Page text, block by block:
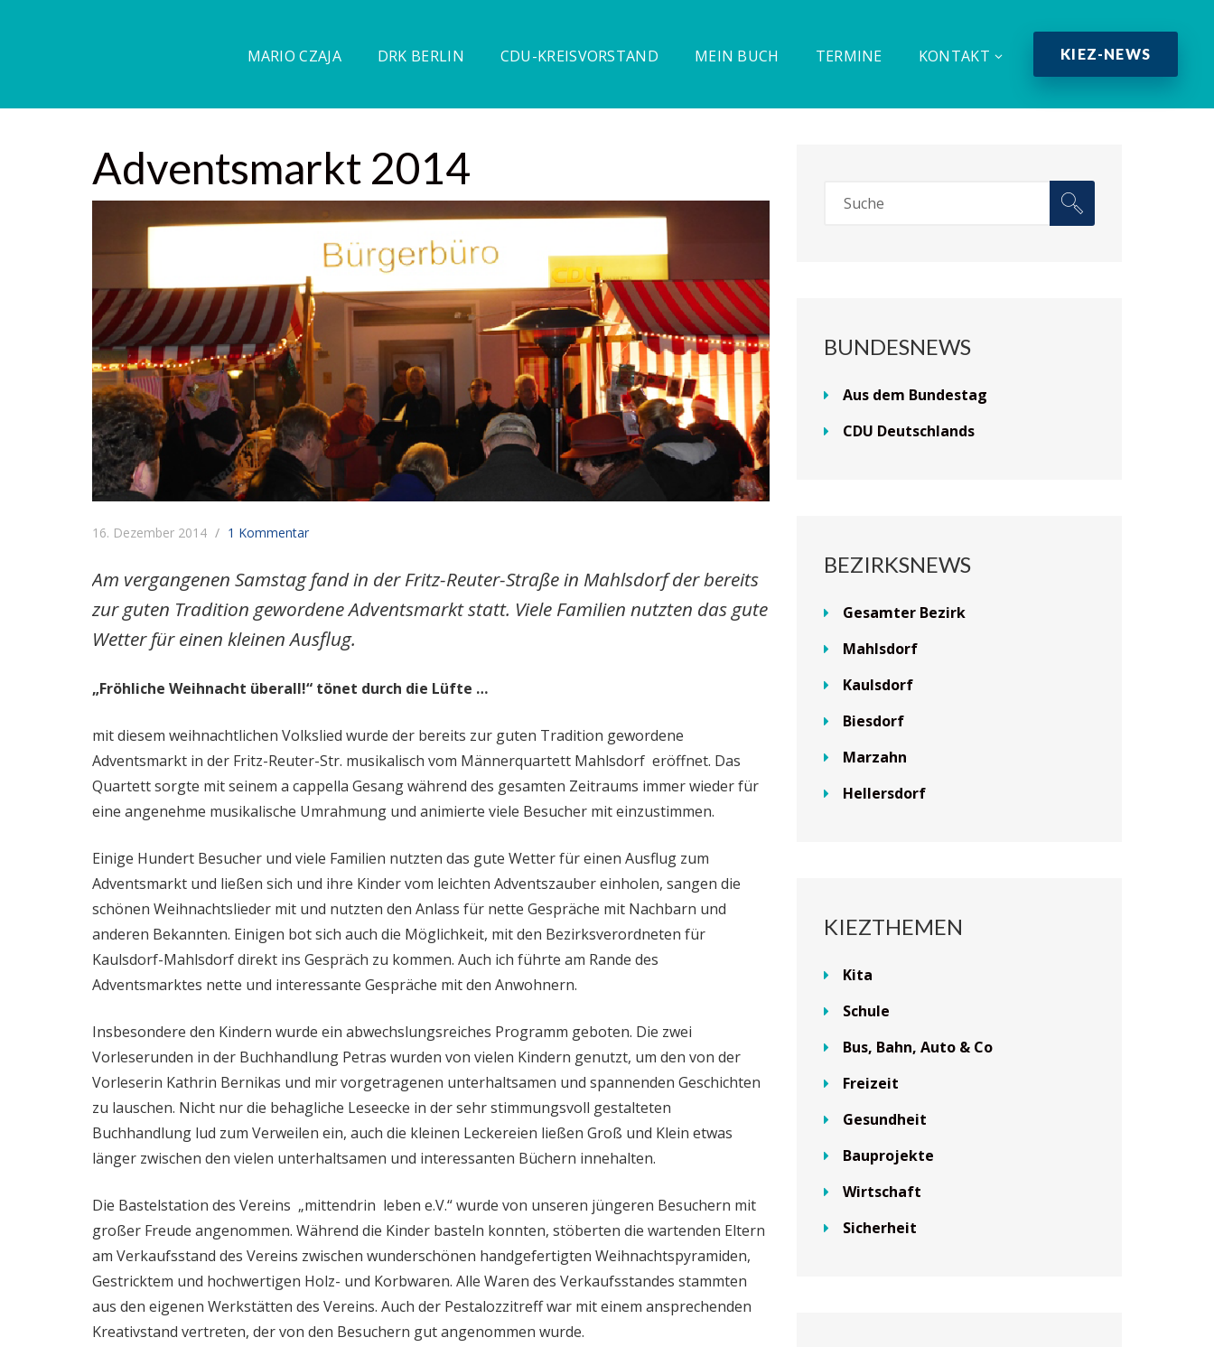
MARIO CZAJA DRK BERLIN CDU-KREISVORSTAND MEIN BUCH TERMINE KONTAKT KIEZ-NEWS
Adventsmarkt 2014
16. Dezember 2014 1 Kommentar
Am vergangenen Samstag fand in der Fritz-Reuter-Straße in Mahlsdorf der bereits
zur guten Tradition gewordene Adventsmarkt statt. Viele Familien nutzten das gute
Wetter für einen kleinen Ausflug.
„Fröhliche Weihnacht überall!“ tönet durch die Lüfte …
mit diesem weihnachtlichen Volkslied wurde der bereits zur guten Tradition gewordene
Adventsmarkt in der Fritz-Reuter-Str. musikalisch vom Männerquartett Mahlsdorf eröffnet. Das
Quartett sorgte mit seinem a cappella Gesang während des gesamten Zeitraums immer wieder für
eine angenehme musikalische Umrahmung und animierte viele Besucher mit einzustimmen.
Einige Hundert Besucher und viele Familien nutzten das gute Wetter für einen Ausflug zum
Adventsmarkt und ließen sich und ihre Kinder vom leichten Adventszauber einholen, sangen die
schönen Weihnachtslieder mit und nutzten den Anlass für nette Gespräche mit Nachbarn und
anderen Bekannten. Einigen bot sich auch die Möglichkeit, mit den Bezirksverordneten für
Kaulsdorf-Mahlsdorf direkt ins Gespräch zu kommen. Auch ich führte am Rande des
Adventsmarktes nette und interessante Gespräche mit den Anwohnern.
Insbesondere den Kindern wurde ein abwechslungsreiches Programm geboten. Die zwei
Vorleserunden in der Buchhandlung Petras wurden von vielen Kindern genutzt, um den von der
Vorleserin Kathrin Bernikas und mir vorgetragenen unterhaltsamen und spannenden Geschichten
zu lauschen. Nicht nur die behagliche Leseecke in der sehr stimmungsvoll gestalteten
Buchhandlung lud zum Verweilen ein, auch die kleinen Leckereien ließen Groß und Klein etwas
länger zwischen den vielen unterhaltsamen und interessanten Büchern innehalten.
Die Bastelstation des Vereins „mittendrin leben e.V.“ wurde von unseren jüngeren Besuchern mit
großer Freude angenommen. Während die Kinder basteln konnten, stöberten die wartenden Eltern
am Verkaufsstand des Vereins zwischen wunderschönen handgefertigten Weihnachtspyramiden,
Gestricktem und hochwertigen Holz- und Korbwaren. Alle Waren des Verkaufsstandes stammten
aus den eigenen Werkstätten des Vereins. Auch der Pestalozzitreff war mit einem ansprechenden
Kreativstand vertreten, der von den Besuchern gut angenommen wurde.
BUNDESNEWS
Aus dem Bundestag
CDU Deutschlands
BEZIRKSNEWS
Gesamter Bezirk
Mahlsdorf
Kaulsdorf
Biesdorf
Marzahn
Hellersdorf
KIEZTHEMEN
Kita
Schule
Bus, Bahn, Auto & Co
Freizeit
Gesundheit
Bauprojekte
Wirtschaft
Sicherheit